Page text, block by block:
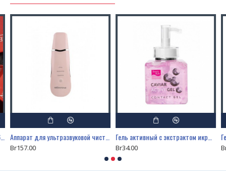
Br157.00 Br34.00